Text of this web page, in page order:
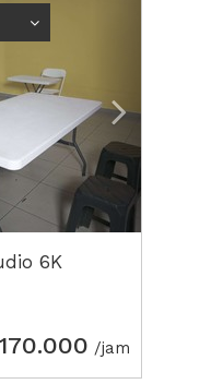
6K
170.000 /jam